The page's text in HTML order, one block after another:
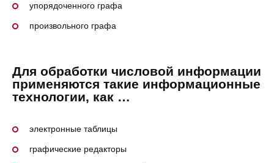
упорядоченного графа
произвольного графа
Для обработки числовой информации
применяются такие информационные
технологии, как …
электронные таблицы
графические редакторы